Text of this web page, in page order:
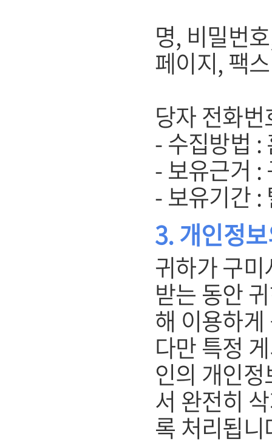
명, 비밀번
페이지, 팩
당자 전화
- 수집방법 :
- 보유근거 :
- 보유기간 :
3. 개인정
귀하가 구
받는 동안
해 이용하
다만 특정
인의 개인
서 완전히
록 처리됩니